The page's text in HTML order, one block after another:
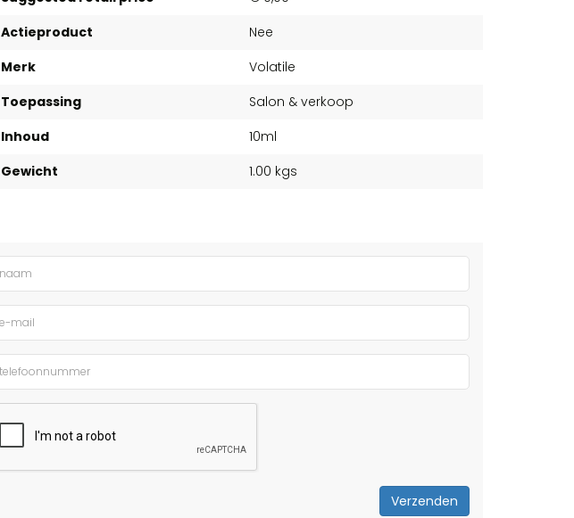
Actieproduct
Nee
Merk
Volatile
Toepassing
Salon & verkoop
Inhoud
10ml
Gewicht
1.00 kgs
Verzenden